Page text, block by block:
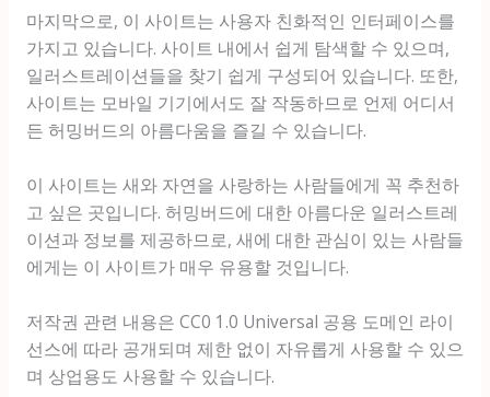
마지막으로, 이 사이트는 사용자 친화적인 인터페이스를
가지고 있습니다. 사이트 내에서 쉽게 탐색할 수 있으며,
일러스트레이션들을 찾기 쉽게 구성되어 있습니다. 또한,
사이트는 모바일 기기에서도 잘 작동하므로 언제 어디서
든 허밍버드의 아름다움을 즐길 수 있습니다.
이 사이트는 새와 자연을 사랑하는 사람들에게 꼭 추천하
고 싶은 곳입니다. 허밍버드에 대한 아름다운 일러스트레
이션과 정보를 제공하므로, 새에 대한 관심이 있는 사람들
에게는 이 사이트가 매우 유용할 것입니다.
저작권 관련 내용은 CC0 1.0 Universal 공용 도메인 라이
선스에 따라 공개되며 제한 없이 자유롭게 사용할 수 있으
며 상업용도 사용할 수 있습니다.